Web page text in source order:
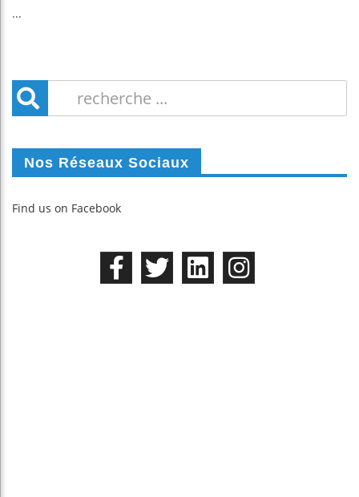
...
Nos Réseaux Sociaux
Find us on Facebook